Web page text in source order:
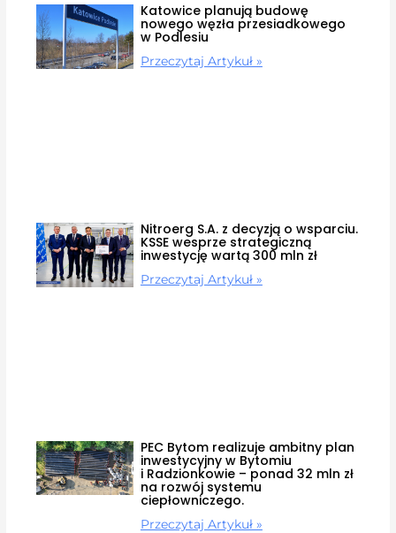
Katowice planują budowę
nowego węzła przesiadkowego
w Podlesiu
Przeczytaj Artykuł »
Nitroerg S.A. z decyzją o wsparciu.
KSSE wesprze strategiczną
inwestycję wartą 300 mln zł
Przeczytaj Artykuł »
PEC Bytom realizuje ambitny plan
inwestycyjny w Bytomiu
i Radzionkowie – ponad 32 mln zł
na rozwój systemu
ciepłowniczego.
Przeczytaj Artykuł »